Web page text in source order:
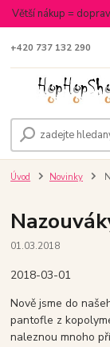
Větší nákup =
+420 737 132 290
Úvod Novinky
01.03.2018
2018-03-01
Nově jsme do
pantofle z
naleznou mnoho